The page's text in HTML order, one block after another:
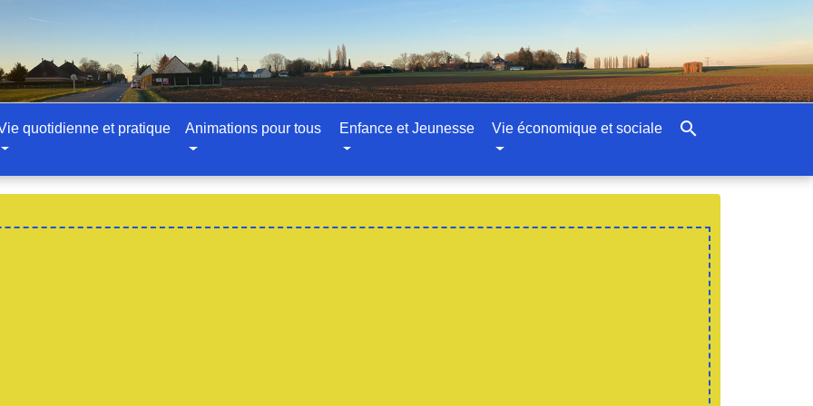
quotidienne et pratique Animations pour tous Enfance et Jeunesse Vie économique et sociale search